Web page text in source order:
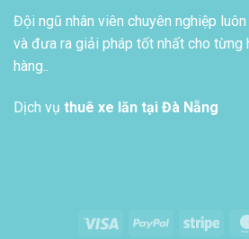
Đội ngũ nhân viên chuyên nghiệp
và đưa ra giải pháp tốt nhất cho từng
hàng..
Dịch vụ thuê xe lăn tại Đà Nẵng
Visa PayPal